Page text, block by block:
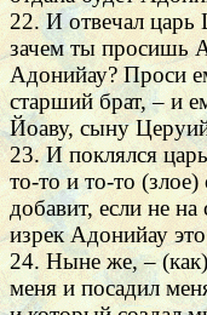
22. И отвечал царь
зачем ты просишь
Адонийау? Проси
старший брат, – и
Йоаву, сыну
23. И поклялся
то-то и то-то
добавит, если не
изрек Адонийау
24. Ныне же, –
меня и посадил